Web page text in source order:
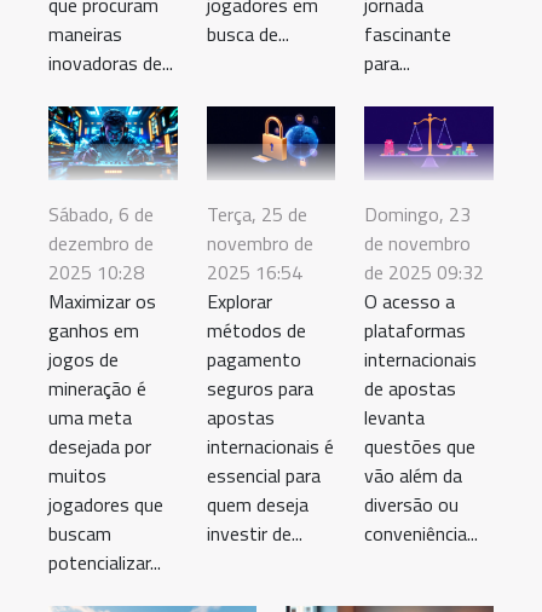
maneiras
inovadoras de...
busca de...
fascinante
para...
Sábado, 6 de
dezembro de
2025 10:28
Maximizar os
ganhos em
jogos de
mineração é
uma meta
desejada por
muitos
jogadores que
buscam
potencializar...
Terça, 25 de
novembro de
2025 16:54
Explorar
métodos de
pagamento
seguros para
apostas
internacionais é
essencial para
quem deseja
investir de...
Domingo, 23
de novembro
de 2025 09:32
O acesso a
plataformas
internacionais
de apostas
levanta
questões que
vão além da
diversão ou
conveniência...